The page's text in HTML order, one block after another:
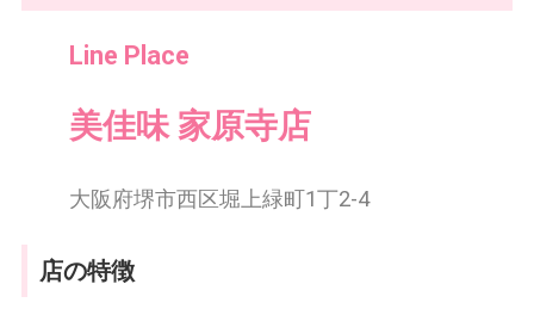
Line Place
美佳味 家原寺店
大阪府堺市西区堀上緑町1丁2-4
店の特徴